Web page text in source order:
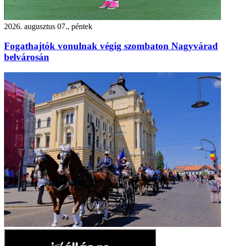
2026. augusztus 07., péntek
Fogathajtók vonulnak végig szombaton Nagyvárad
belvárosán